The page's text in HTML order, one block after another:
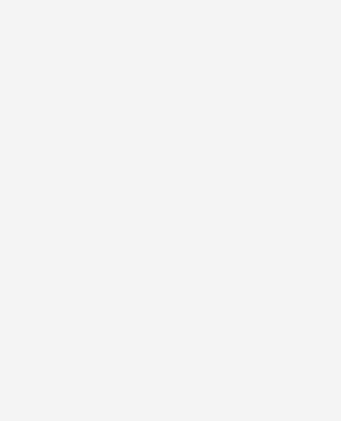
die Art der Kälteanlagen / Nutzung
VDKF; Monitoring-Auswertung mit
der R410A-Anlagen ist bei VRF-Klima (12 987
Klima (70 092 Anlagen) angesiedelt (Stand der
füllmengenbezogenen Leckageraten vom
Leckageraten (inklusive
in Deutschland der Jahre 2014 bis 2018
2 %/a und ca. 3 %/a (
und R404A-Anlagen relativ hohe
R134a- und R410A-Anlagen jedoch
aufweisen (
Gewerbekälte (3,83 %/a) und